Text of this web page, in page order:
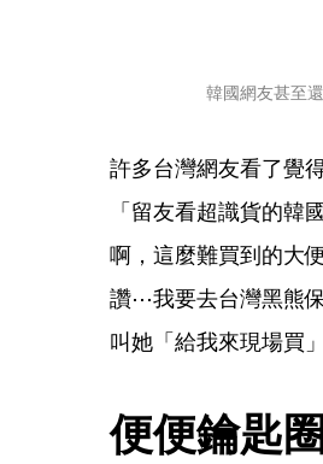
韓國網友甚至
許多台灣網友看了覺
「留友看超識貨的韓
啊，這麼難買到的大
讚⋯我要去台灣黑熊
叫她「給我來現場買」
便便鑰匙